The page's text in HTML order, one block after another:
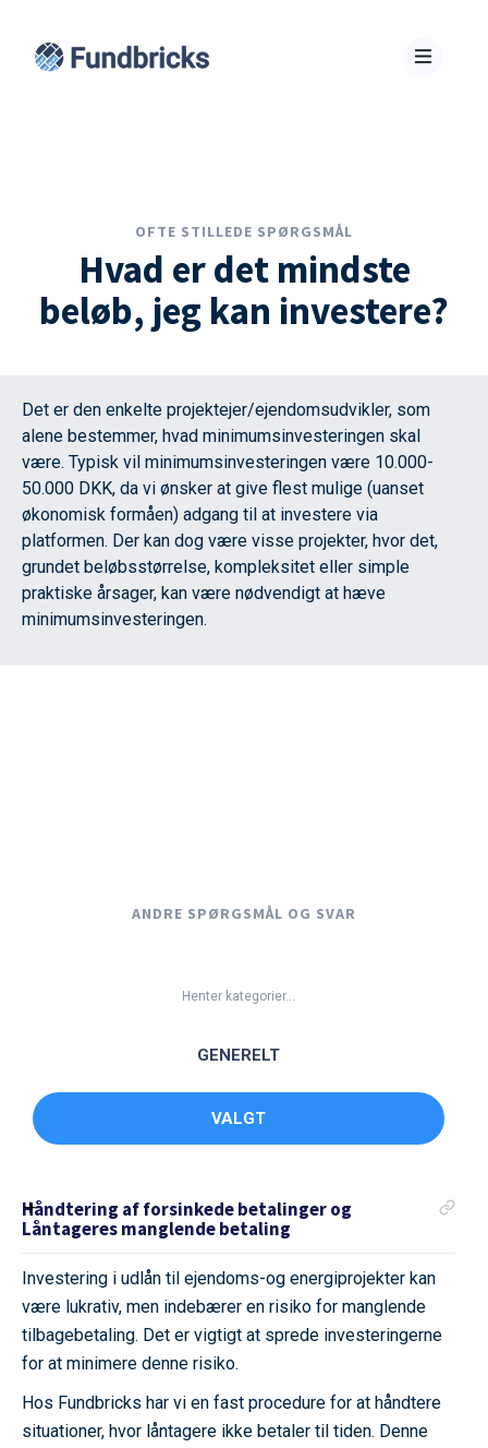
OFTE STILLEDE SPØRGSMÅL
Hvad er det mindste
beløb, jeg kan investere?
Det er den enkelte projektejer/ejendomsudvikler, som
alene bestemmer, hvad minimumsinvesteringen skal
være. Typisk vil minimumsinvesteringen være 10.000-
50.000 DKK, da vi ønsker at give flest mulige (uanset
økonomisk formåen) adgang til at investere via
platformen. Der kan dog være visse projekter, hvor det,
grundet beløbsstørrelse, kompleksitet eller simple
praktiske årsager, kan være nødvendigt at hæve
minimumsinvesteringen.
ANDRE SPØRGSMÅL OG SVAR
Henter kategorier...
GENERELT
VALGT
Håndtering af forsinkede betalinger og
Låntageres manglende betaling
Investering i udlån til ejendoms-og energiprojekter kan
være lukrativ, men indebærer en risiko for manglende
tilbagebetaling. Det er vigtigt at sprede investeringerne
for at minimere denne risiko.
Hos Fundbricks har vi en fast procedure for at håndtere
situationer, hvor låntagere ikke betaler til tiden. Denne